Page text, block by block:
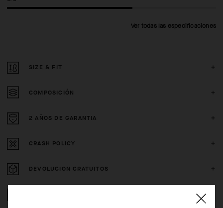
Ver todas las especificaciones
SIZE & FIT
COMPOSICIÓN
2 AÑOS DE GARANTIA
CRASH POLICY
DEVOLUCION GRATUITOS